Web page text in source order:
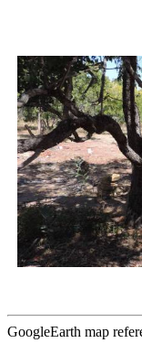
GoogleEarth map